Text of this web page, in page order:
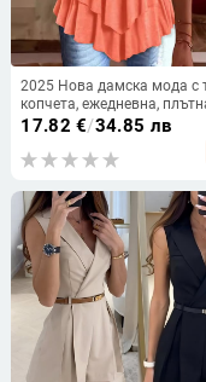
2025 Нова дамска мода с
копчета, ежедневна,
ръкав, Amazon,
европейска и американска
17.82 €/34.85 лв